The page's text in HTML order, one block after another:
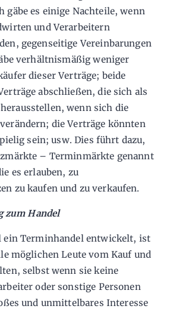
gäbe es einige Nachteile, wenn
und Verarbeitern
gegenseitige Vereinbarungen
verhältnismäßig weniger
dieser Verträge; beide
abschließen, die sich als
wenn sich die
die Verträge könnten
sein; usw. Dies führt dazu,
– Terminmärkte genannt
es erlauben, zu
zu kaufen und zu verkaufen.
zum Handel
ein Terminhandel entwickelt, ist
möglichen Leute vom Kauf und
selbst wenn sie keine
oder sonstige Personen
und unmittelbares Interesse